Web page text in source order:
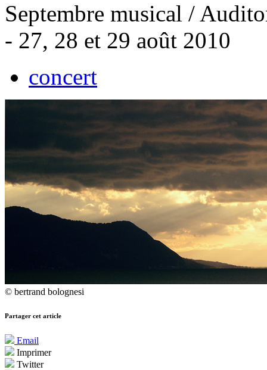
Septembre musical /
- 27, 28 et 29 août 2010
concert
© bertrand bolognesi
Partager cet article
Email
Imprimer
Twitter